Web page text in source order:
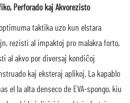
Perforado kaj Akvorezisto
taktika uzo kun elstara
rezisti al impaktoj pro malakra forto,
al akvo por diversaj kondiĉoj
kaj eksteraj aplikoj. La kapablo
el la alta denseco de EVA-spongo, kiu